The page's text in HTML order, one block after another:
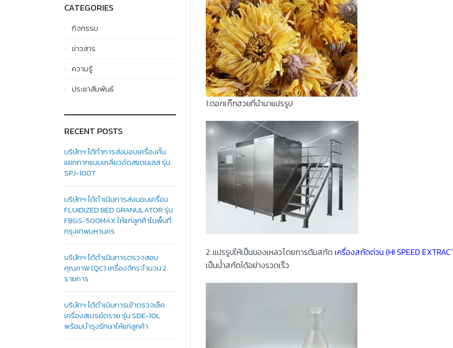
1.ดอกเก๊กฮวยที่นำมาแปรรูป
2..แปรรูปให้เป็นของเหลวโดยการต้มสกัด เครื่องสกัดด่วน (HI SPEED
เป็นน้ำสกัดได้อย่างรวดเร็ว
CATEGORIES
กิจกรรม
ข่าวสาร
ความรู้
ประชาสัมพันธ์
RECENT POSTS
บริษัทฯ ได้ทำการส่งมอบเครื่องคั้น
แยกกากแบบเกลียวอัดสแตนเลส รุ่น
SPJ-100T
บริษัทฯ ได้ดำเนินการส่งมอบเครื่อง
FLUIDIZED BED GRANULATOR รุ่น
FBGS-500MAX ให้แก่ลูกค้าในพื้นที่
กรุงเทพมหานคร
บริษัทฯ ได้ดำเนินการตรวจสอบ
คุณภาพ (QC) เครื่องจักรจำนวน 2
รายการ
บริษัทฯ ได้ดำเนินการเข้าตรวจเช็ค
เครื่องสเปรย์ดราย รุ่น SDE-10L
พร้อมบำรุงรักษาให้แก่ลูกค้า